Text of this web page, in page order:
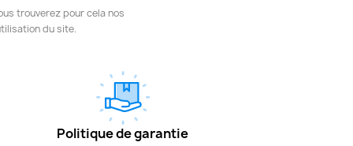
trouverez pour cela nos
du site.
Politique de garantie